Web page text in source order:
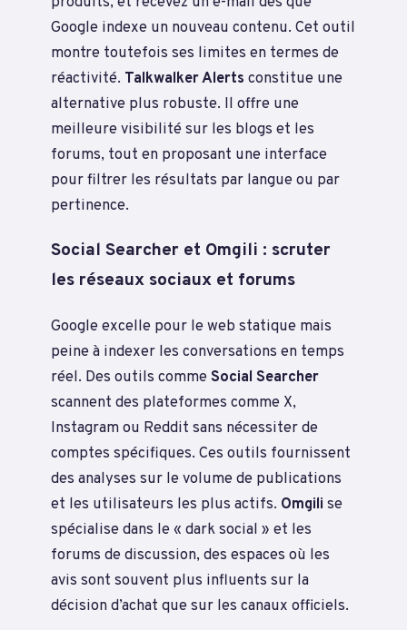
Google indexe un nouveau contenu. Cet outil
montre toutefois ses limites en termes de
réactivité. Talkwalker Alerts constitue une
alternative plus robuste. Il offre une
meilleure visibilité sur les blogs et les
forums, tout en proposant une interface
pour filtrer les résultats par langue ou par
pertinence.
Social Searcher et Omgili : scruter
les réseaux sociaux et forums
Google excelle pour le web statique mais
peine à indexer les conversations en temps
réel. Des outils commeSocial Searcher
scannent des plateformes comme X,
Instagram ou Reddit sans nécessiter de
comptes spécifiques. Ces outils fournissent
des analyses sur le volume de publications
et les utilisateurs les plus actifs. Omgili se
spécialise dans le « dark social » et les
forums de discussion, des espaces où les
avis sont souvent plus influents sur la
décision d’achat que sur les canaux officiels.